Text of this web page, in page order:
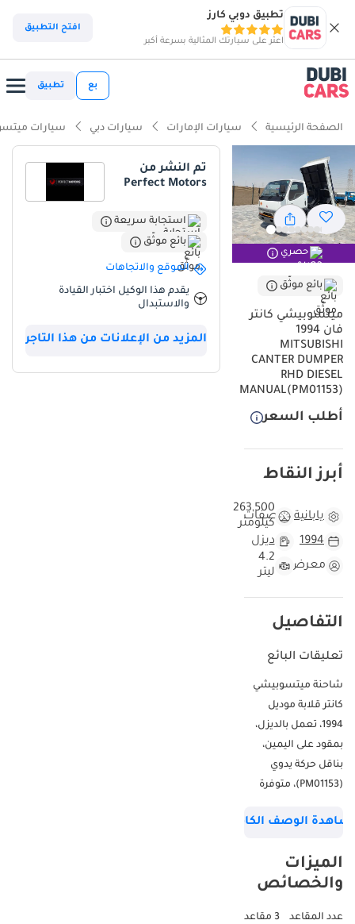
تطبيق دوبي كارز
اعثر على سيارتك المثالية بسرعة أكبر
افتح التطبيق
بع تطبيق
الصفحة الرئيسية سيارات الإمارات سيارات دبي سيارات
حصري
بائع موثّق
ميتسوبيشي كانتر
فان 1994
MITSUBISHI
CANTER DUMPER
RHD DIESEL
MANUAL(PM01153)
أطلب السعر
أبرز النقاط
يابانية مواصفات
263,500
كيلومتر
1994
ديزل
معرض
4.2
ليتر
التفاصيل
تعليقات البائع
شاحنة ميتسوبيشي
كانتر قلابة موديل
1994، تعمل بالديزل،
بمقود على اليمين،
بناقل حركة يدوي
(PM01153)، متوفرة
بيرفكت موتورز ذ.م.م.
الوصف الكامل
الميزات
والخصائص
عدد المقاعد
3 مقاعد
تم النشر من
Perfect Motors
استجابة سريعة
بائع موثّق
الموقع والاتجاهات
يقدم هذا الوكيل اختبار القيادة
والاستبدال
المزيد من الإعلانات من هذا التاجر